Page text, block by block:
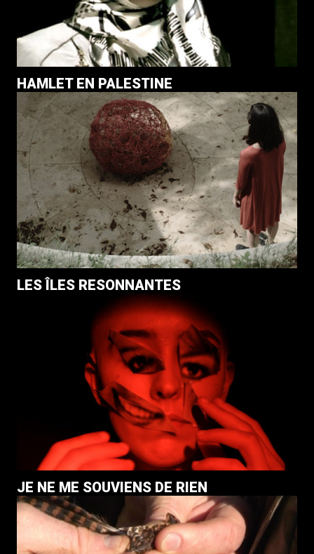
HAMLET EN PALESTINE
LES ÎLES RESONNANTES
JE NE ME SOUVIENS DE RIEN